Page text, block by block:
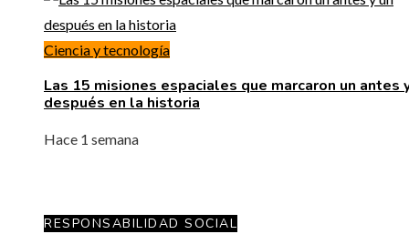
Ciencia y tecnología
Las 15 misiones espaciales que marcaron un antes
después en la historia
Hace 1 semana
RESPONSABILIDAD SOCIAL